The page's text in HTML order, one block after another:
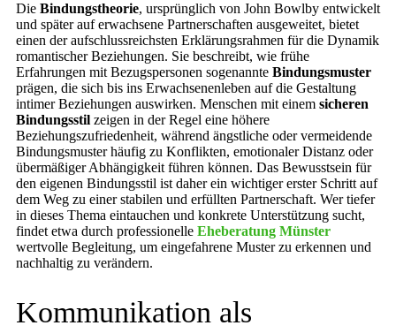
Die Bindungstheorie, ursprünglich von John Bowlby entwickelt
und später auf erwachsene Partnerschaften ausgeweitet, bietet
einen der aufschlussreichsten Erklärungsrahmen für die Dynamik
romantischer Beziehungen. Sie beschreibt, wie frühe
Erfahrungen mit Bezugspersonen sogenannte Bindungsmuster
prägen, die sich bis ins Erwachsenenleben auf die Gestaltung
intimer Beziehungen auswirken. Menschen mit einem sicheren
Bindungsstil zeigen in der Regel eine höhere
Beziehungszufriedenheit, während ängstliche oder vermeidende
Bindungsmuster häufig zu Konflikten, emotionaler Distanz oder
übermäßiger Abhängigkeit führen können. Das Bewusstsein für
den eigenen Bindungsstil ist daher ein wichtiger erster Schritt auf
dem Weg zu einer stabilen und erfüllten Partnerschaft. Wer tiefer
in dieses Thema eintauchen und konkrete Unterstützung sucht,
findet etwa durch professionelle Eheberatung Münster
wertvolle Begleitung, um eingefahrene Muster zu erkennen und
nachhaltig zu verändern.
Kommunikation als